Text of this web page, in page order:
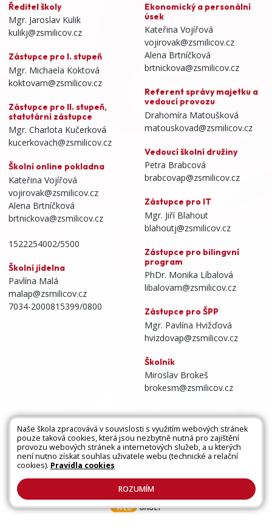
Ředitel školy
Mgr. Jaroslav Kulik
kulikj@zsmilicov.cz
Zástupce pro I. stupeň
Mgr. Michaela Koktová
koktovam@zsmilicov.cz
Zástupce pro II. stupeň,
statutární zástupce
Mgr. Charlota Kučerková
kucerkovach@zsmilicov.cz
Školní online pokladna
Kateřina Vojířová
vojirovak@zsmilicov.cz
Alena Brtníčková
brtnickova@zsmilicov.cz
1522254002/5500
Školní jídelna
Pavlína Malá
malap@zsmilicov.cz
7034-2000815399/0800
Ekonomický a personální
úsek
Kateřina Vojířová
vojirovak@zsmilicov.cz
Alena Brtníčková
brtnickova@zsmilicov.cz
Referent správy majetku a
vedoucí provozu
Drahomíra Matoušková
matouskovad@zsmilicov.cz
Vedoucí školní družiny
Petra Brabcová
brabcovap@zsmilicov.cz
Zástupce pro IT
Mgr. Jiří Blahout
blahoutj@zsmilicov.cz
Zástupce pro bilingvní
program
PhDr. Monika Líbalová
libalovam@zsmilicov.cz
Zástupce pro ŠPP
Mgr. Pavlína Hvižďová
hvizdovap@zsmilicov.cz
Školník
Miroslav Brokeš
brokesm@zsmilicov.cz
Všechna práva vyhrazena. Copyright © 2026 |
Mapa stránek|Kontakty|Přihlásit|Prohlášení
o přístupnosti|
Naše škola zpracovává v souvislosti s využitím webových stránek
pouze taková cookies, která jsou nezbytně nutná pro zajištění
provozu webových stránek a internetových služeb, a u kterých
není nutno získat souhlas uživatele webu (technické a relační
cookies). Pravidla cookies
ROZUMÍM